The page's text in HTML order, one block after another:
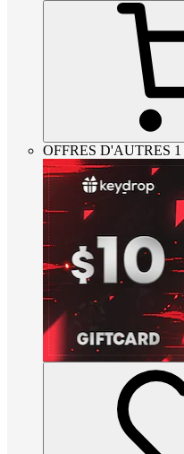
OFFRES D'AUTRES